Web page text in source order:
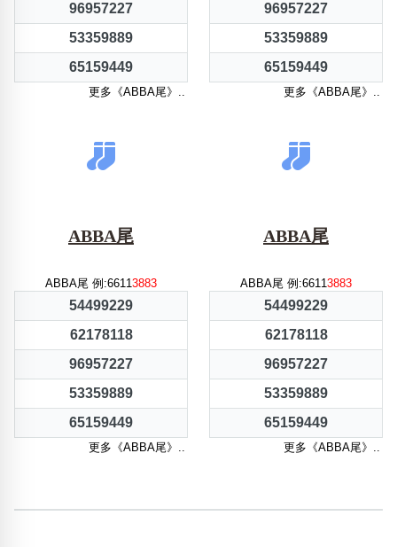
96957227
53359889
65159449
更多《ABBA尾》..
96957227
53359889
65159449
更多《ABBA尾》..
ABBA尾
ABBA尾 例:66113883
54499229
62178118
96957227
53359889
65159449
更多《ABBA尾》..
ABBA尾
ABBA尾 例:66113883
54499229
62178118
96957227
53359889
65159449
更多《ABBA尾》..